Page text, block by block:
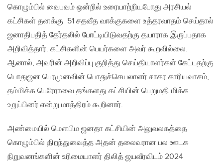
கொழும்பில் வைபவம் ஒன்றில் உரையாற்றியபோது அரசியல்
கட்சிகள் தனக்கு 51 சதவீத வாக்குகளை உத்தரவாதம் செய்தால்
ஜனாதிபதித் தேர்தலில் போட்டியிடுவதற்கு தயாராக இருப்பதாக
அறிவித்தார். கட்சிகளின் பெயர்களை அவர் கூறவில்லை.
ஆனால், அவரின் அறிவிப்பு குறித்து செய்தியாளர்கள் கேட்டதற்கு
பொதுஜன பெரமுனவின் பொதுச்செயலாளர் சாகர காரியவாசம்,
தம்மிக்க பெரேராவை தங்களது கட்சியின் பெறுமதி மிக்க
உறுப்பினர் என்று மாத்திரம் கூறினார்.
அண்மையில் மௌபிம ஜனதா கட்சியின் அலுவலகத்தை
கொழும்பில் திறந்துவைத்த அதன் தலைவரான பல ஊடக
நிறுவனங்களின் உரிமையாளர் திலித் ஜயவீரவிடம் 2024